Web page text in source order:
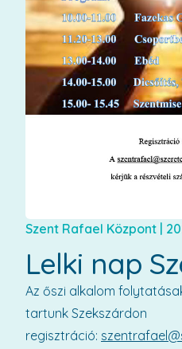
Szent Rafael Központ
Lelki nap
Az őszi alkalom
tartunk Szekszárdon
regisztráció: